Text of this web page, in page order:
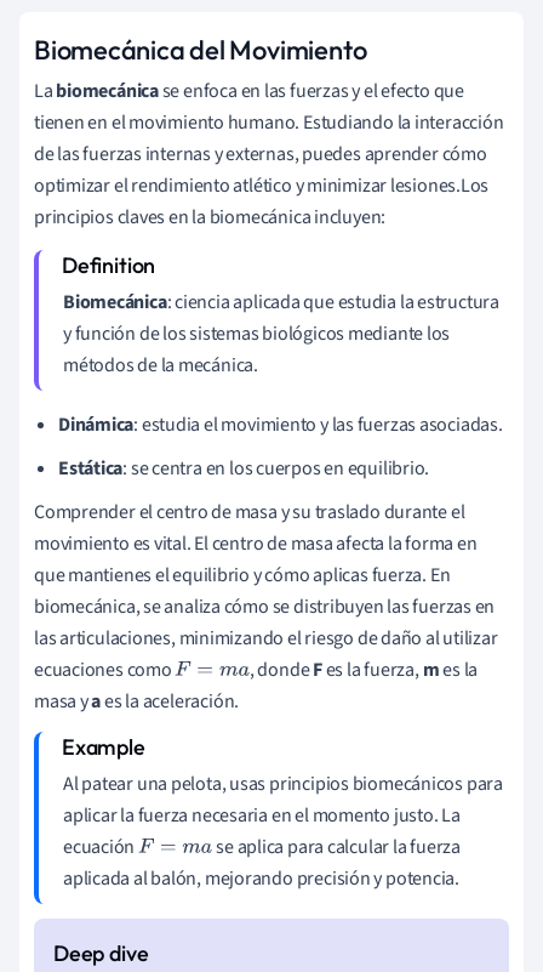
Biomecánica del Movimiento
Labiomecánicase enfoca en las fuerzas y el efecto que
tienen en el movimiento humano. Estudiando la interacción
de las fuerzas internas y externas, puedes aprender cómo
optimizar el rendimiento atlético y minimizar lesiones.Los
principios claves en la biomecánica incluyen:
Biomecánica: ciencia aplicada que estudia la estructura
y función de los sistemas biológicos mediante los
métodos de la mecánica.
Dinámica: estudia el movimiento y las fuerzas asociadas.
Estática: se centra en los cuerpos en equilibrio.
Comprender el centro de masa y su traslado durante el
movimiento es vital. El centro de masa afecta la forma en
que mantienes el equilibrio y cómo aplicas fuerza. En
biomecánica, se analiza cómo se distribuyen las fuerzas en
las articulaciones, minimizando el riesgo de daño al utilizar
ecuaciones comoF= ma , dondeFes la fuerza,mes la
masa yaes la aceleración.
Al patear una pelota, usas principios biomecánicos para
aplicar la fuerza necesaria en el momento justo. La
ecuaciónF= ma
se aplica para calcular la fuerza
aplicada al balón, mejorando precisión y potencia.